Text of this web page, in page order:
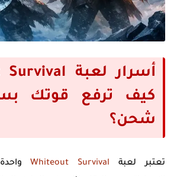
كيف ترفع قوتك
شحن؟
تعتبر لعبة Whiteout Survival